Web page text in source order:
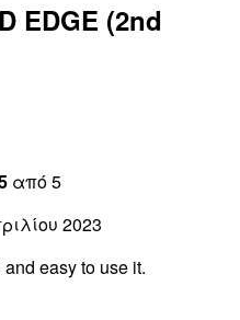
EDGE (2nd
από 5
2023
easy to use it.